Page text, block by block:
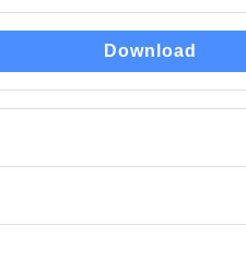
Download